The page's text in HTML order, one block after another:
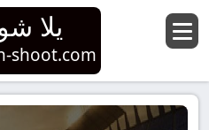
يلا
shoot.com